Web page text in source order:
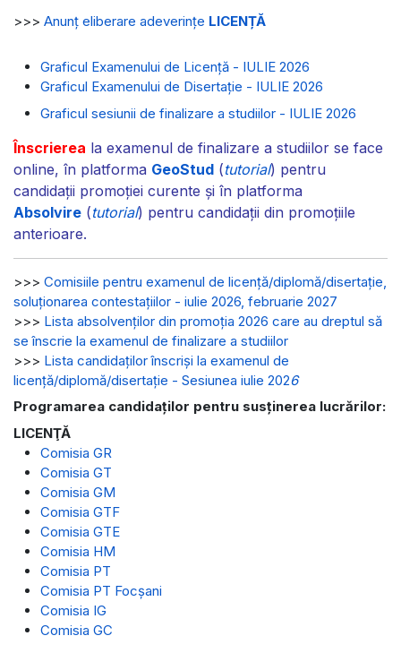
>>> Anunț eliberare adeverințe LICENȚĂ
Graficul Examenului de Licență - IULIE 2026
Graficul Examenului de Disertație - IULIE 2026
Graficul sesiunii de finalizare a studiilor - IULIE 2026
Înscrierea la examenul de finalizare a studiilor se face
online, în platforma GeoStud (tutorial) pentru
candidații promoției curente și în platforma
Absolvire (tutorial) pentru candidații din promoțiile
anterioare.
>>> Comisiile pentru examenul de licență/diplomă/disertație,
soluționarea contestațiilor - iulie 2026, februarie 2027
>>> Lista absolvenților din promoția 2026 care au dreptul să
se înscrie la examenul de finalizare a studiilor
>>> Lista candidaților înscriși la examenul de
licență/diplomă/disertație - Sesiunea iulie 2026
Programarea candidaților pentru susținerea lucrărilor:
LICENŢĂ
Comisia GR
Comisia GT
Comisia GM
Comisia GTF
Comisia GTE
Comisia HM
Comisia PT
Comisia PT Focșani
Comisia IG
Comisia GC